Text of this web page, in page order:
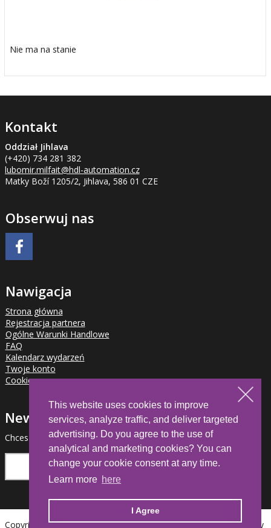
This website uses cookies to improve
services, analyze traffic, and deliver targeted
advertising. Do you agree to the use of
analytical and marketing cookies? You can
change your cookie consent at any time.
Learn more here
I Agree
Nie ma na stanie
Kontakt
Oddział Jihlava
(+420) 734 281 382
lubomir.milfait@hdl-automation.cz
Matky Boží 1205/2, Jihlava, 586 01 CZE
Obserwuj nas
Nawigacja
Strona główna
Rejestracja partnera
Ogólne Warunki Handlowe
FAQ
Kalendarz wydarzeń
Twoje konto
Cookies
Newsletter
Chcesz otrzymywać informacje o nowościach dla partnerów?
Copyright © 2026 HDL Automation. All rights reserved. | Eshop by